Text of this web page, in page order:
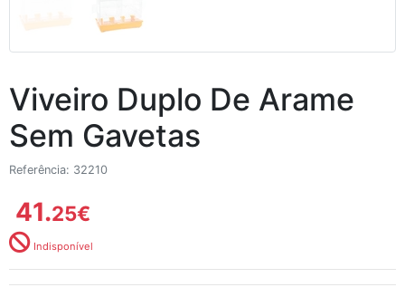
Viveiro Duplo De Arame
Sem Gavetas
Referência: 32210
41.25€
Indisponível